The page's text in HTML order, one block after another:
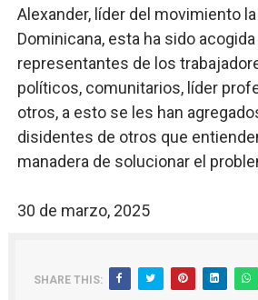
Alexander, líder del movimiento
Dominicana, esta ha sido
representantes de los
políticos, comunitarios, líder
otros, a esto se les han
disidentes de otros que
manadera de solucionar el
30 de marzo, 2025
SHARE THIS: